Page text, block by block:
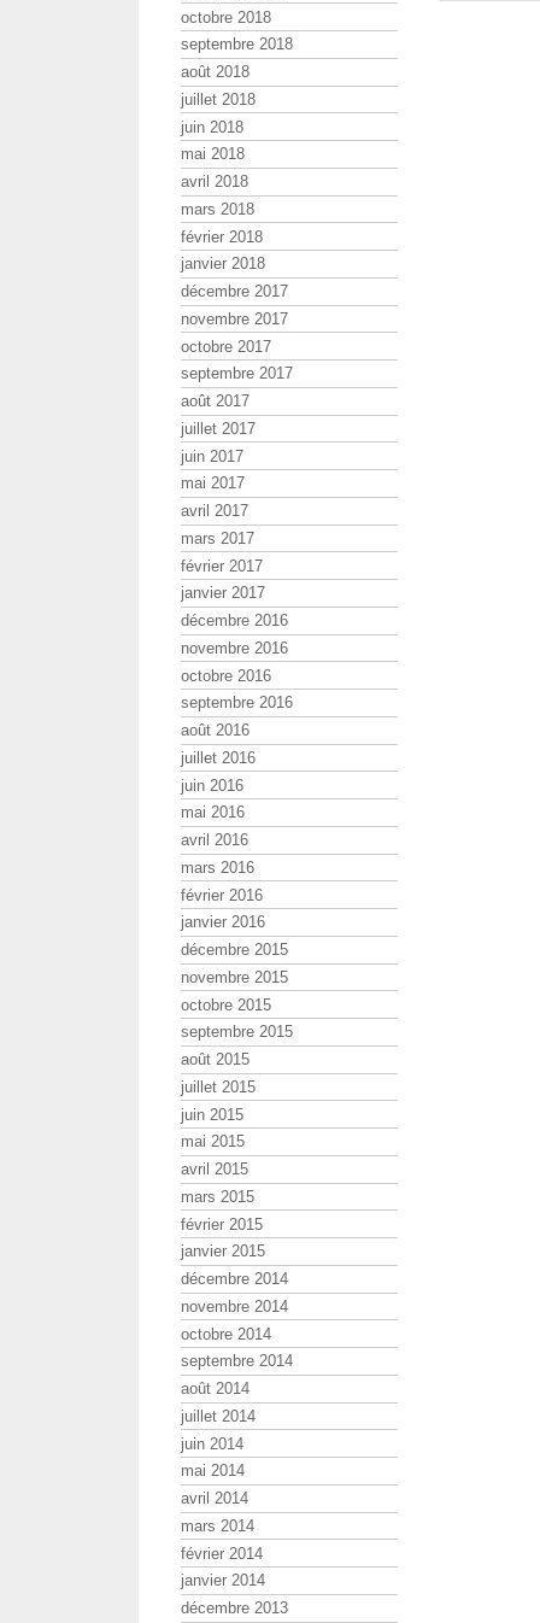
octobre 2018
septembre 2018
août 2018
juillet 2018
juin 2018
mai 2018
avril 2018
mars 2018
février 2018
janvier 2018
décembre 2017
novembre 2017
octobre 2017
septembre 2017
août 2017
juillet 2017
juin 2017
mai 2017
avril 2017
mars 2017
février 2017
janvier 2017
décembre 2016
novembre 2016
octobre 2016
septembre 2016
août 2016
juillet 2016
juin 2016
mai 2016
avril 2016
mars 2016
février 2016
janvier 2016
décembre 2015
novembre 2015
octobre 2015
septembre 2015
août 2015
juillet 2015
juin 2015
mai 2015
avril 2015
mars 2015
février 2015
janvier 2015
décembre 2014
novembre 2014
octobre 2014
septembre 2014
août 2014
juillet 2014
juin 2014
mai 2014
avril 2014
mars 2014
février 2014
janvier 2014
décembre 2013